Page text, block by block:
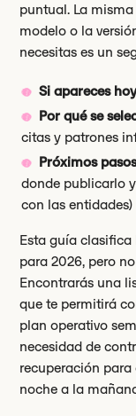
puntual. La
modelo o la
necesitas es un
Si apareces
Por qué se
citas y patrones
Próximos
donde publicarlo
con las entidades)
Esta guía clasifica
para 2026, pero
Encontrarás una
que te permitirá
plan operativo
necesidad de
recuperación
noche a la